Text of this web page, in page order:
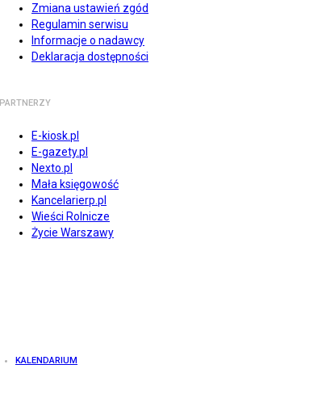
Zmiana ustawień zgód
Regulamin serwisu
Informacje o nadawcy
Deklaracja dostępności
PARTNERZY
E-kiosk.pl
E-gazety.pl
Nexto.pl
Mała księgowość
Kancelarierp.pl
Wieści Rolnicze
Życie Warszawy
KALENDARIUM